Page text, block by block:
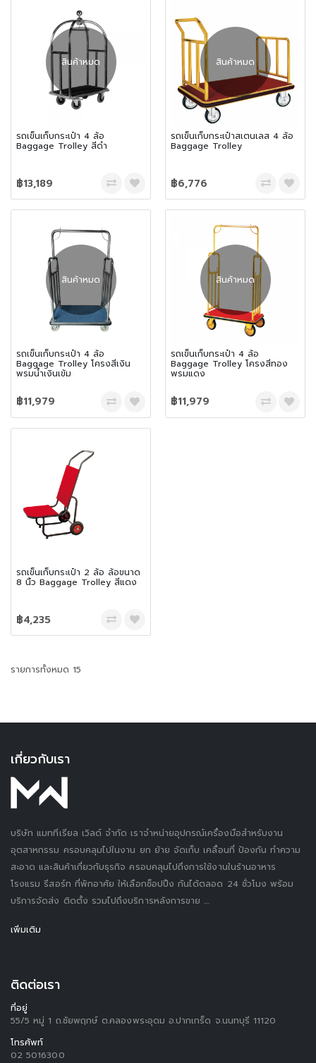
สินค้าหมด
รถเข็นเก็บกระเป๋า 4 ล้อ
Baggage Trolley สีดำ
฿13,189
สินค้าหมด
รถเข็นเก็บกระเป๋าสเตนเลส 4 ล้อ
Baggage Trolley
฿6,776
สินค้าหมด
รถเข็นเก็บกระเป๋า 4 ล้อ
Baggage Trolley โครงสีเงิน
พรมน้ำเงินเข้ม
฿11,979
สินค้าหมด
รถเข็นเก็บกระเป๋า 4 ล้อ
Baggage Trolley โครงสีทอง
พรมแดง
฿11,979
รถเข็นเก็บกระเป๋า 2 ล้อ ล้อขนาด
8 นิ้ว Baggage Trolley สีแดง
฿4,235
รายการทั้งหมด 15
เกี่ยวกับเรา
บริษัท แมททีเรียล เวิลด์ จำกัด เราจำหน่ายอุปกรณ์เครื่องมือสำหรับงาน
อุตสาหกรรม ครอบคลุมไปในงาน ยก ย้าย จัดเก็บ เคลื่อนที่ ป้องกัน ทำความ
สะอาด และสินค้าเกี่ยวกับธุรกิจ ครอบคลุมไปถึงการใช้งานในร้านอาหาร
โรงแรม รีสอร์ท ที่พักอาศัย ให้เลือกช็อปปิ้ง กันได้ตลอด 24 ชั่วโมง พร้อม
บริการจัดส่ง ติดตั้ง รวมไปถึงบริการหลังการขาย ....
เพิ่มเติม
ติดต่อเรา
ที่อยู่
55/5 หมู่ 1 ถ.ชัยพฤกษ์ ต.คลองพระอุดม อ.ปากเกร็ด จ.นนทบุรี 11120
โทรศัพท์
02 5016300